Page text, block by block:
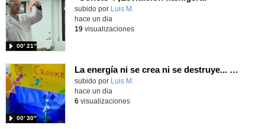
Contenido educativo.
subido por Luis M.
00′ 21″
hace un dia
19visualizaciones
La energía ni se crea ni se destruye... ¡se experimenta! El Tierno en la Feria Madrid es Ciencia 2026
Contenido educativo.
subido por Luis M.
00′ 30″
hace un dia
6visualizaciones